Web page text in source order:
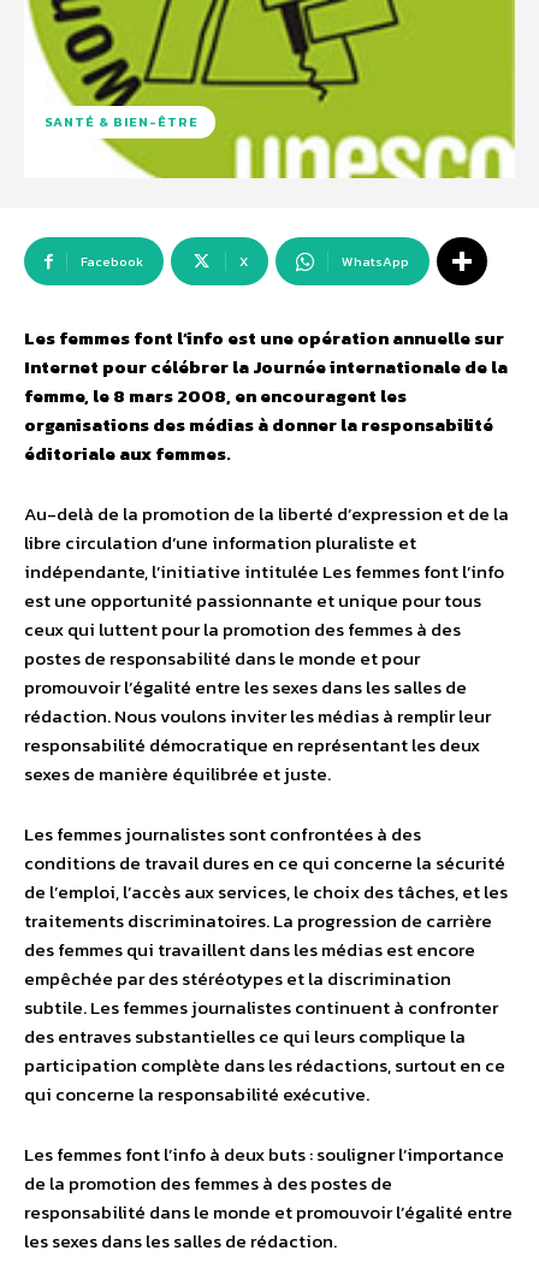
SANTÉ & BIEN-ÊTRE
Facebook X WhatsApp
Les femmes font l’info est une opération annuelle sur
Internet pour célébrer la Journée internationale de la
femme, le 8 mars 2008, en encouragent les
organisations des médias à donner la responsabilité
éditoriale aux femmes.
Au-delà de la promotion de la liberté d’expression et de la
libre circulation d’une information pluraliste et
indépendante, l’initiative intitulée Les femmes font l’info
est une opportunité passionnante et unique pour tous
ceux qui luttent pour la promotion des femmes à des
postes de responsabilité dans le monde et pour
promouvoir l’égalité entre les sexes dans les salles de
rédaction. Nous voulons inviter les médias à remplir leur
responsabilité démocratique en représentant les deux
sexes de manière équilibrée et juste.
Les femmes journalistes sont confrontées à des
conditions de travail dures en ce qui concerne la sécurité
de l’emploi, l’accès aux services, le choix des tâches, et les
traitements discriminatoires. La progression de carrière
des femmes qui travaillent dans les médias est encore
empêchée par des stéréotypes et la discrimination
subtile. Les femmes journalistes continuent à confronter
des entraves substantielles ce qui leurs complique la
participation complète dans les rédactions, surtout en ce
qui concerne la responsabilité exécutive.
Les femmes font l’info à deux buts : souligner l’importance
de la promotion des femmes à des postes de
responsabilité dans le monde et promouvoir l’égalité entre
les sexes dans les salles de rédaction.